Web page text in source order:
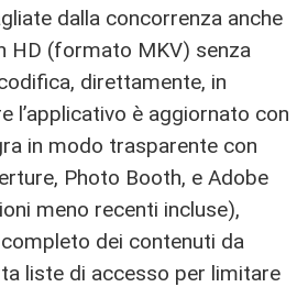
dalla concorrenza anche
HD (formato MKV) senza
direttamente, in
l’applicativo è aggiornato con
in modo trasparente con
Photo Booth, e Adobe
meno recenti incluse),
dei contenuti da
liste di accesso per limitare